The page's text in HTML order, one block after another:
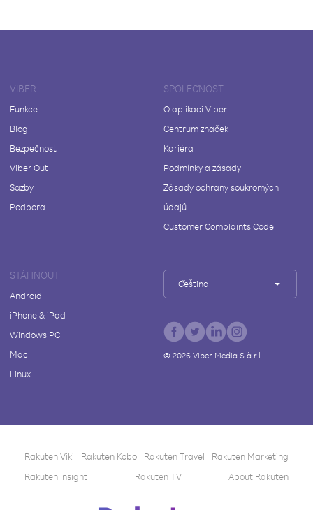
VIBER
Funkce
Blog
Bezpečnost
Viber Out
Sazby
Podpora
SPOLEČNOST
O aplikaci Viber
Centrum značek
Kariéra
Podmínky a zásady
Zásady ochrany soukromých
údajů
Customer Complaints Code
STÁHNOUT
Android
iPhone & iPad
Windows PC
Mac
Linux
Čeština
© 2026Viber Media S.à r.l.
Rakuten Viki Rakuten Kobo Rakuten Travel
Rakuten Marketing
Rakuten Insight
Rakuten TV About Rakuten